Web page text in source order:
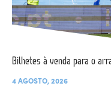
Bilhetes à venda para o
4 AGOSTO, 2026